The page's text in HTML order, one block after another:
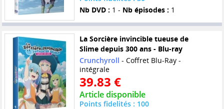
Nb DVD : 1 - Nb épisodes : 1
La Sorcière invincible tueuse de
Slime depuis 300 ans - Blu-ray
Crunchyroll - Coffret Blu-Ray -
intégrale
39.83 €
Article disponible
Points fidelités : 100